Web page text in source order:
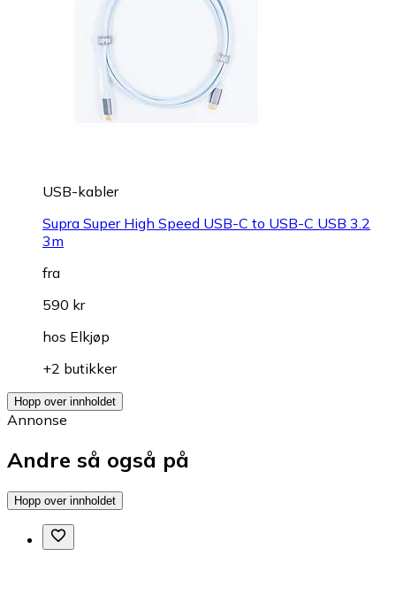
USB-kabler
Supra Super High Speed USB-C to USB-C USB 3.2
3m
fra
590 kr
hos Elkjøp
+2 butikker
Hopp over innholdet
Annonse
Andre så også på
Hopp over innholdet